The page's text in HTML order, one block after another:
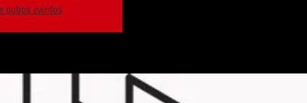
outros eventos